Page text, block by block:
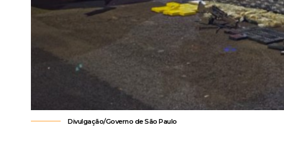
Divulgação/Governo de São Paulo